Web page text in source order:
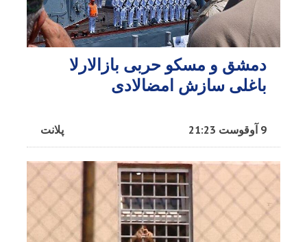
دمشق و مسکو حربی بازالارلا
باغلی سازش امضالادی
پلانت 9 آوقوست 21:23